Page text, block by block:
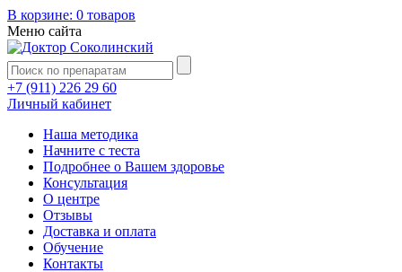
В корзине: 0 товаров
Меню сайта
+7 (911) 226 29 60
Личный кабинет
Наша методика
Начните с теста
Подробнее о Вашем здоровье
Консультация
О центре
Отзывы
Доставка и оплата
Обучение
Контакты